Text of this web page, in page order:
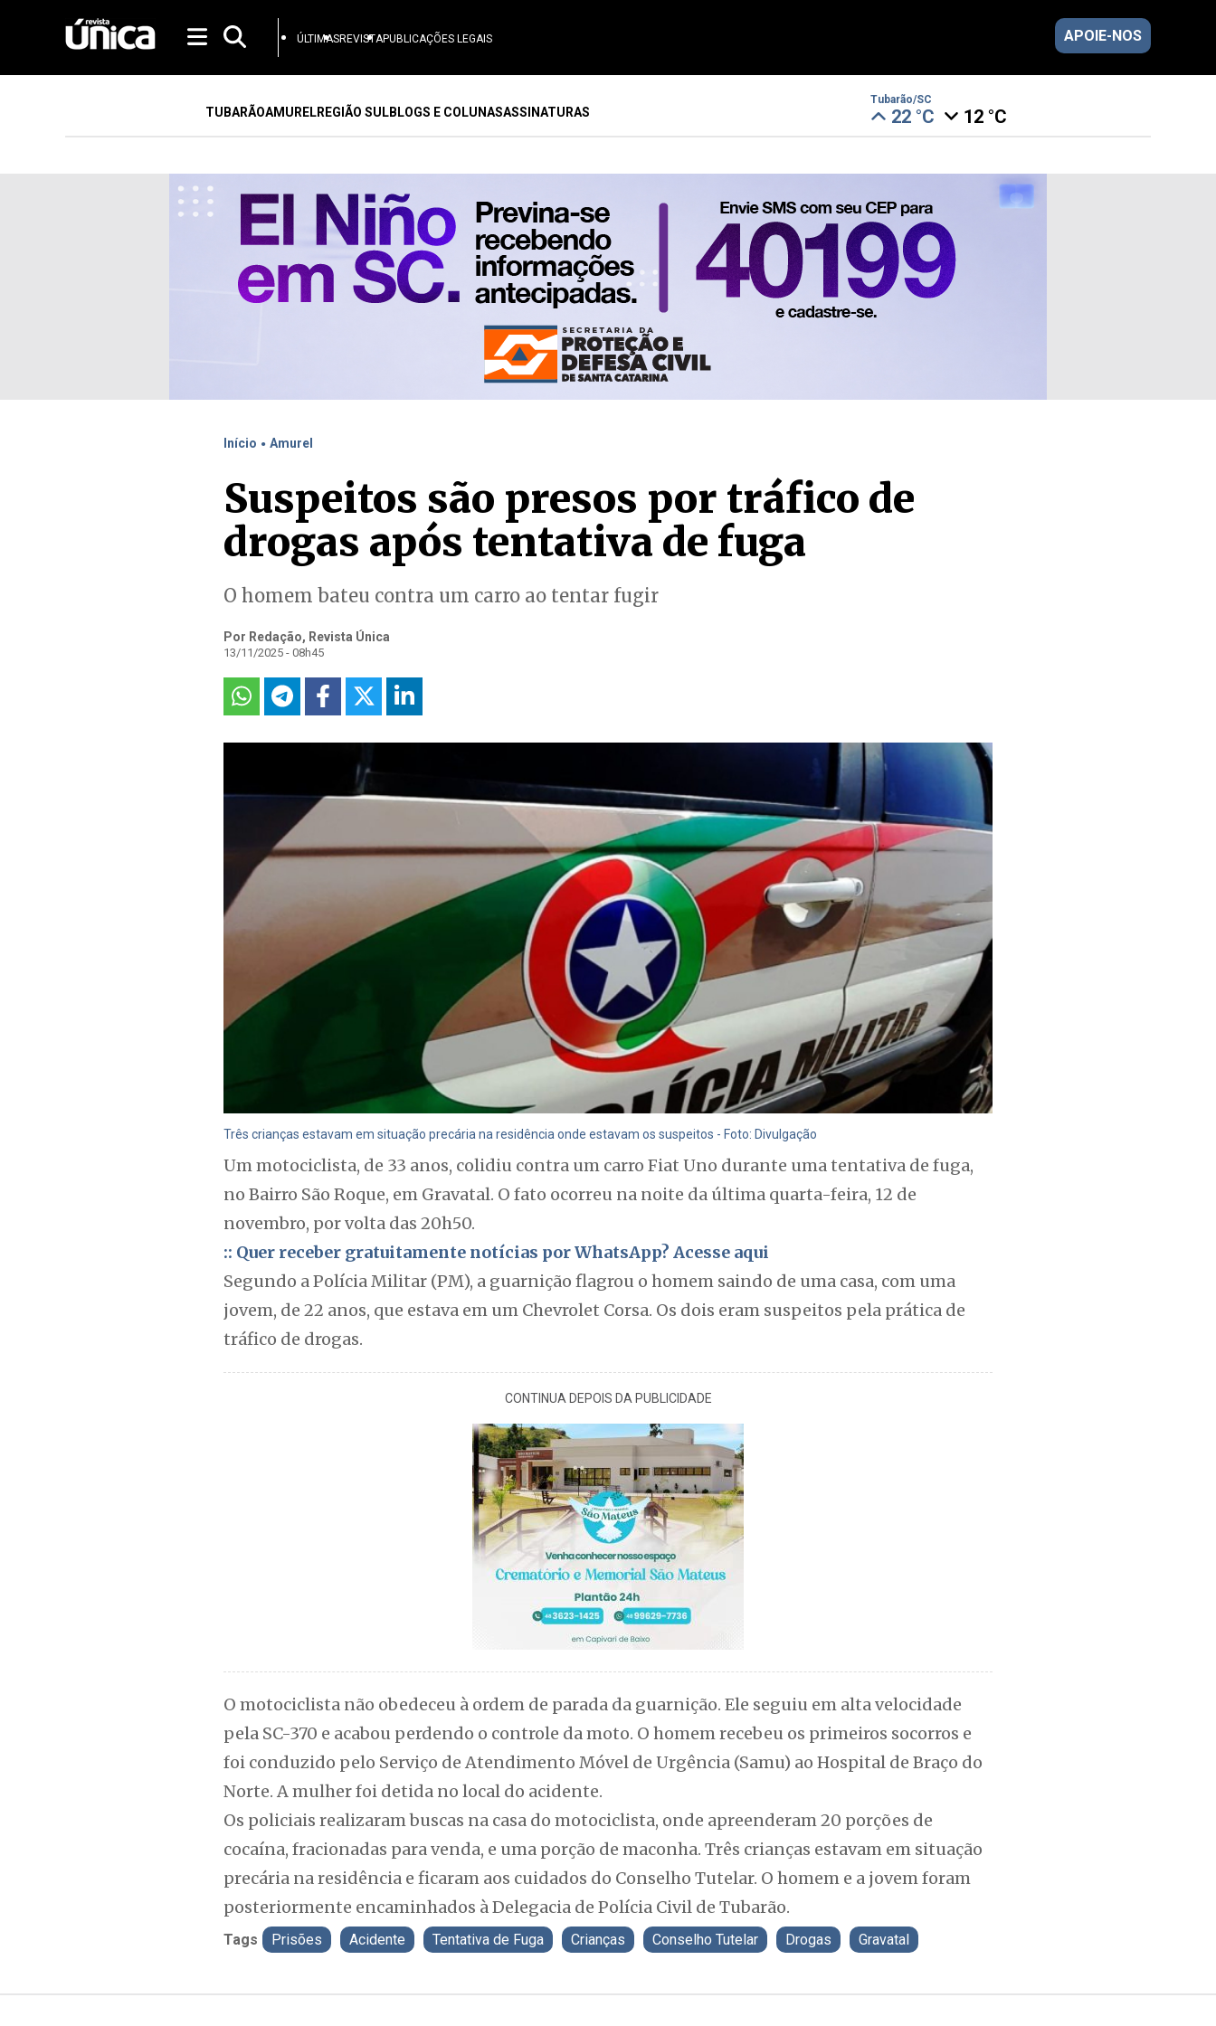
ÚLTIMASREVISTAPUBLICAÇÕES LEGAIS APOIE-NOS
TUBARÃOAMURELREGIÃO SULBLOGS E COLUNASASSINATURAS
Tubarão/SC
22 °C 12 °C
Início . Amurel
Suspeitos são presos por tráfico de
drogas após tentativa de fuga
O homem bateu contra um carro ao tentar fugir
Por Redação, Revista Única
13/11/2025 - 08h45
Três crianças estavam em situação precária na residência onde estavam os suspeitos - Foto: Divulgação
Um motociclista, de 33 anos, colidiu contra um carro Fiat Uno durante uma tentativa de fuga,
no Bairro São Roque, em Gravatal. O fato ocorreu na noite da última quarta-feira, 12 de
novembro, por volta das 20h50.
:: Quer receber gratuitamente notícias por WhatsApp? Acesse aqui
Segundo a Polícia Militar (PM), a guarnição flagrou o homem saindo de uma casa, com uma
jovem, de 22 anos, que estava em um Chevrolet Corsa. Os dois eram suspeitos pela prática de
tráfico de drogas.
CONTINUA DEPOIS DA PUBLICIDADE
O motociclista não obedeceu à ordem de parada da guarnição. Ele seguiu em alta velocidade
pela SC-370 e acabou perdendo o controle da moto. O homem recebeu os primeiros socorros e
foi conduzido pelo Serviço de Atendimento Móvel de Urgência (Samu) ao Hospital de Braço do
Norte. A mulher foi detida no local do acidente.
Os policiais realizaram buscas na casa do motociclista, onde apreenderam 20 porções de
cocaína, fracionadas para venda, e uma porção de maconha. Três crianças estavam em situação
precária na residência e ficaram aos cuidados do Conselho Tutelar. O homem e a jovem foram
posteriormente encaminhados à Delegacia de Polícia Civil de Tubarão.
Tags Prisões Acidente Tentativa de Fuga Crianças Conselho Tutelar Drogas Gravatal